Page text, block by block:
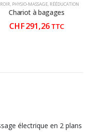
, PHYSIO-MASSAGE, RÉÉDUCATION
Chariot à bagages
CHF291,26 TTC
électrique en 2 plans